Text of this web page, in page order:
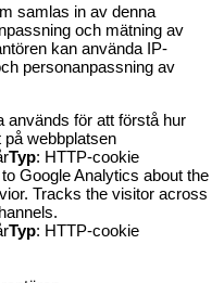
samlas in av denna
och mätning av
kan använda IP-
personanpassning av
används för att förstå hur
på webbplatsen
Typ: HTTP-cookie
Google Analytics about the
Tracks the visitor across
Typ: HTTP-cookie